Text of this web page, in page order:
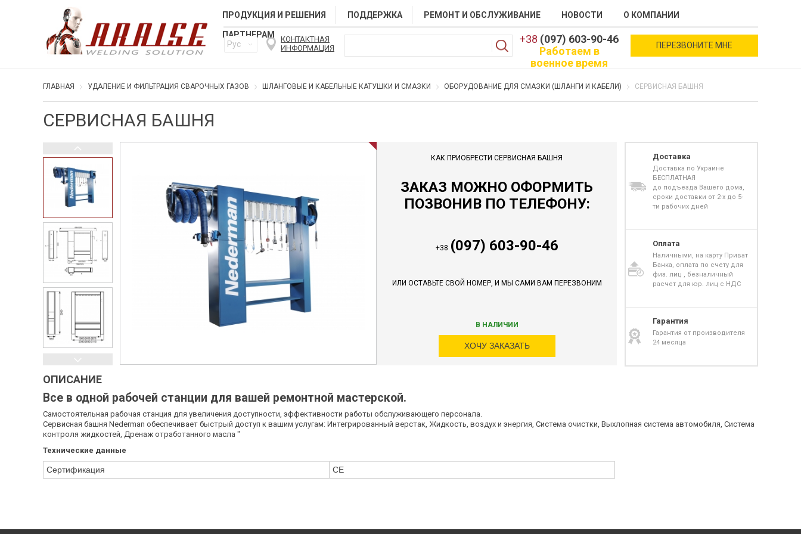
ПРОДУКЦИЯ И РЕШЕНИЯ ПОДДЕРЖКА РЕМОНТ И ОБСЛУЖИВАНИЕ НОВОСТИ О КОМПАНИИ
ПАРТНЕРАМ
Рус
КОНТАКТНАЯ
ИНФОРМАЦИЯ
+38 (097) 603-90-46
Работаем в
военное время
ПЕРЕЗВОНИТЕ МНЕ
ГЛАВНАЯ УДАЛЕНИЕ И ФИЛЬТРАЦИЯ СВАРОЧНЫХ ГАЗОВ ШЛАНГОВЫЕ И КАБЕЛЬНЫЕ КАТУШКИ И СМАЗКИ ОБОРУДОВАНИЕ ДЛЯ СМАЗКИ (ШЛАНГИ И КАБЕЛИ) СЕРВИСНАЯ БАШНЯ
СЕРВИСНАЯ БАШНЯ
КАК ПРИОБРЕСТИ СЕРВИСНАЯ БАШНЯ
ЗАКАЗ МОЖНО ОФОРМИТЬ
ПОЗВОНИВ ПО ТЕЛЕФОНУ:
+38 (097) 603-90-46
ИЛИ ОСТАВЬТЕ СВОЙ НОМЕР, И МЫ САМИ ВАМ ПЕРЕЗВОНИМ
В НАЛИЧИИ
ХОЧУ ЗАКАЗАТЬ
Доставка
Доставка по Украине
БЕСПЛАТНАЯ
до подъезда Вашего дома,
сроки доставки от 2-х до 5-
ти рабочих дней
Оплата
Наличными, на карту Приват
Банка, оплата по счету для
физ. лиц , безналичный
расчет для юр. лиц с НДС
Гарантия
Гарантия от производителя
24 месяца
ОПИСАНИЕ
Все в одной рабочей станции для вашей ремонтной мастерской.
Самостоятельная рабочая станция для увеличения доступности, эффективности работы обслуживающего персонала.
Сервисная башня Nederman обеспечивает быстрый доступ к вашим услугам: Интегрированный верстак, Жидкость, воздух и энергия, Система очистки, Выхлопная система автомобиля, Система
контроля жидкостей, Дренаж отработанного масла "
Технические данные
Сертификация CE